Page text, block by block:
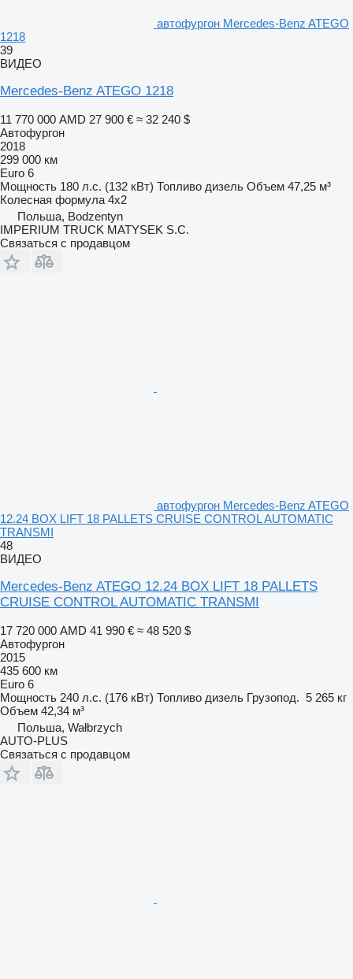
автофургон Mercedes-Benz ATEGO
1218
39
ВИДЕО
Mercedes-Benz ATEGO 1218
11 770 000 AMD 27 900 € ≈ 32 240 $
Автофургон
2018
299 000 км
Euro 6
Мощность 180 л.с. (132 кВт) Топливо дизель Объем 47,25 м³
Колесная формула 4x2
Польша, Bodzentyn
IMPERIUM TRUCK MATYSEK S.C.
Связаться с продавцом
автофургон Mercedes-Benz ATEGO
12.24 BOX LIFT 18 PALLETS CRUISE CONTROL AUTOMATIC
TRANSMI
48
ВИДЕО
Mercedes-Benz ATEGO 12.24 BOX LIFT 18 PALLETS
CRUISE CONTROL AUTOMATIC TRANSMI
17 720 000 AMD 41 990 € ≈ 48 520 $
Автофургон
2015
435 600 км
Euro 6
Мощность 240 л.с. (176 кВт) Топливо дизель Грузопод. 5 265 кг
Объем 42,34 м³
Польша, Wałbrzych
AUTO-PLUS
Связаться с продавцом